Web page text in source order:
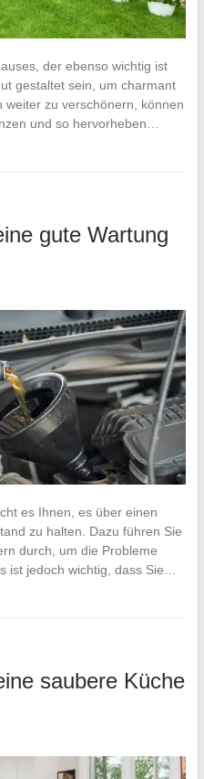
der ebenso wichtig ist
gestaltet sein, um charmant
weiter zu verschönern, können
und so hervorheben…
gute Wartung
es Ihnen, es über einen
zu halten. Dazu führen Sie
durch, um die Probleme
ist jedoch wichtig, dass Sie…
saubere Küche